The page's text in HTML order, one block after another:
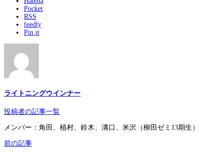
Pocket
RSS
feedly
Pin it
ライトニングウインナー
投稿者の記事一覧
メンバー：角田、植村、鈴木、溝口、米沢（柳田ゼミ13期生）
前の記事